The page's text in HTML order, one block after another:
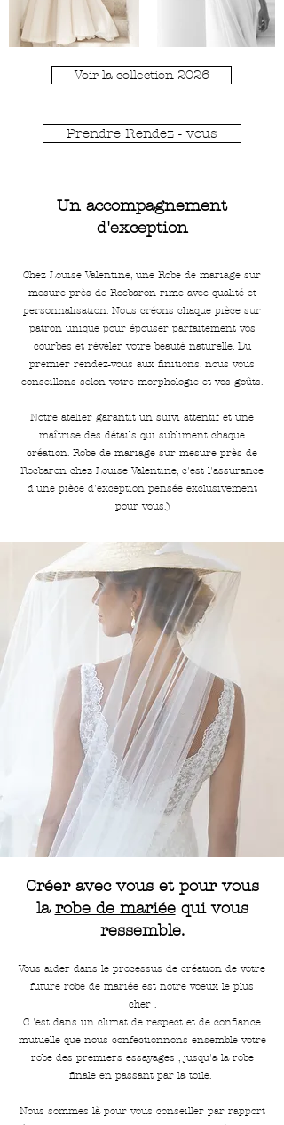
Voir la collection 2026
Prendre Rendez - vous
Un accompagnement
d'exception
Chez Louise Valentine, une Robe de mariage sur
mesure près de Rocbaron rime avec qualité et
personnalisation. Nous créons chaque pièce sur
patron unique pour épouser parfaitement vos
courbes et révéler votre beauté naturelle. Du
premier rendez-vous aux finitions, nous vous
conseillons selon votre morphologie et vos goûts.
Notre atelier garantit un suivi attentif et une
maîtrise des détails qui subliment chaque
création. Robe de mariage sur mesure près de
Rocbaron chez Louise Valentine, c'est l'assurance
d'une pièce d'exception pensée exclusivement
pour vous.)
Créer avec vous et pour vous
la robe de mariéequi vous
ressemble.
Vous aider dans le processus de création de votre
future robe de mariée est notre voeux le plus
cher .
C 'est dans un climat de respect et de confiance
mutuelle que nous confectionnons ensemble votre
robe des premiers essayages , jusqu'a la robe
finale en passant par la toile.
Nous sommes là pour vous conseiller par rapport